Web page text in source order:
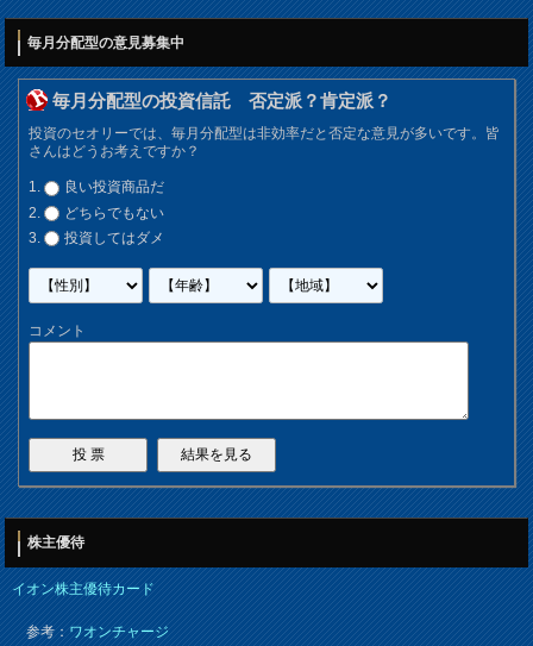
毎月分配型の意見募集中
毎月分配型の投資信託 否定派？肯定派？
投資のセオリーでは、毎月分配型は非効率だと否定な意見が多いです。皆
さんはどうお考えですか？
良い投資商品だ
どちらでもない
投資してはダメ
コメント
株主優待
イオン株主優待カード
参考：ワオンチャージ